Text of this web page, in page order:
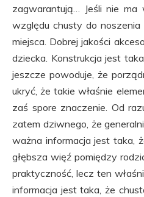
zagwarantują… Jeśli nie
względu chusty do
miejsca. Dobrej jakości
dziecka. Konstrukcja jest
jeszcze powoduje, że
ukryć, że takie właśnie
zaś spore znaczenie. Od
zatem dziwnego, że
ważna informacja jest taka,
głębsza więź pomiędzy
praktyczność, lecz ten
informacja jest taka, że